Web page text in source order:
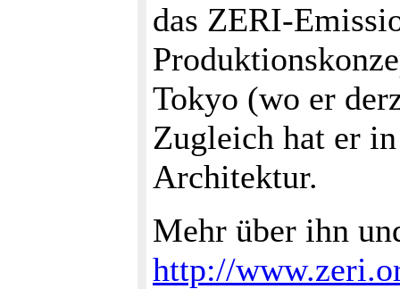
das ZERI-
Tokyo (wo er
Zugleich hat er
Architektur.
Mehr über ihn
http://